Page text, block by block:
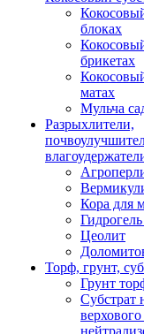
блоках
брикетах
матах
Мульча
Разрыхлители,
Кора для
Цеолит
Торф, грунт,
Грунт
Субстрат